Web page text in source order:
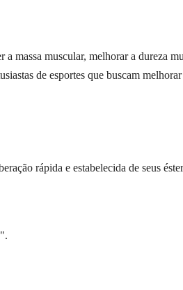
massa muscular, melhorar a dureza
de esportes que buscam melhorar
rápida e estabelecida de seus